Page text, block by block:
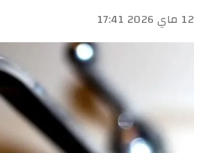
12 ماي 2026 17:41